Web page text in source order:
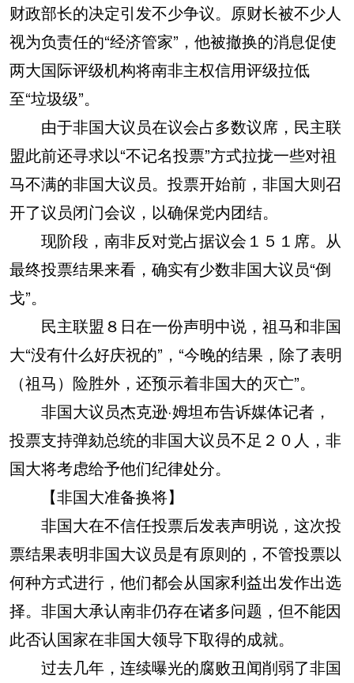
财政部长的决定引发不少争议。原财长被不少人
视为负责任的“经济管家”，他被撤换的消息促使
两大国际评级机构将南非主权信用评级拉低
至“垃圾级”。
由于非国大议员在议会占多数议席，民主联
盟此前还寻求以“不记名投票”方式拉拢一些对祖
马不满的非国大议员。投票开始前，非国大则召
开了议员闭门会议，以确保党内团结。
现阶段，南非反对党占据议会１５１席。从
最终投票结果来看，确实有少数非国大议员“倒
戈”。
民主联盟８日在一份声明中说，祖马和非国
大“没有什么好庆祝的”，“今晚的结果，除了表明
（祖马）险胜外，还预示着非国大的灭亡”。
非国大议员杰克逊·姆坦布告诉媒体记者，
投票支持弹劾总统的非国大议员不足２０人，非
国大将考虑给予他们纪律处分。
【非国大准备换将】
非国大在不信任投票后发表声明说，这次投
票结果表明非国大议员是有原则的，不管投票以
何种方式进行，他们都会从国家利益出发作出选
择。非国大承认南非仍存在诸多问题，但不能因
此否认国家在非国大领导下取得的成就。
过去几年，连续曝光的腐败丑闻削弱了非国